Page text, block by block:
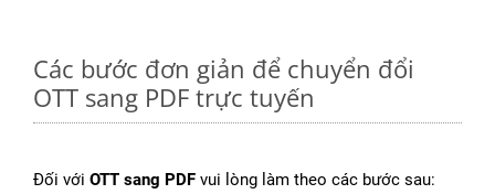
Các bước đơn giản để chuyển đổi
OTT sang PDF trực tuyến
Đối với OTT sang PDF vui lòng làm theo các bước sau: